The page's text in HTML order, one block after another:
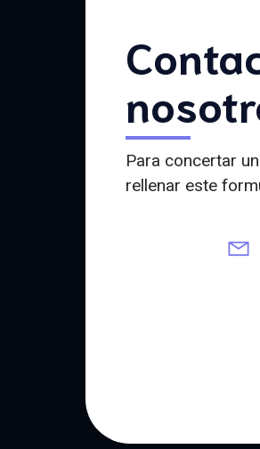
Para concertar
rellenar este